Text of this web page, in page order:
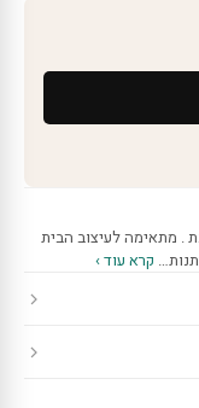
. מתאימה לעיצוב הבית
קרא עוד ›